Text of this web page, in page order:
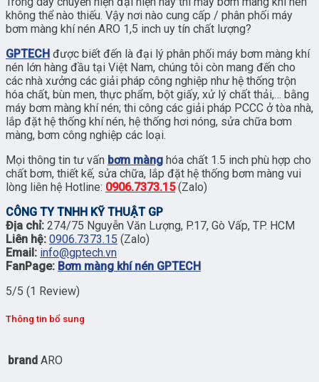
không thể nào thiếu. Vậy nơi nào cung cấp / phân phối máy
bơm màng khí nén ARO 1,5 inch uy tín chất lượng?
GPTECH được biết đến là đại lý phân phối máy bơm màng khí
nén lớn hàng đầu tại Việt Nam, chúng tôi còn mang đến cho
các nhà xưởng các giải pháp công nghiệp như hệ thống trộn
hóa chất, bùn men, thực phẩm, bột giấy, xử lý chất thải,… bằng
máy bơm màng khí nén; thi công các giải pháp PCCC ở tòa nhà,
lắp đặt hệ thống khí nén, hệ thống hơi nóng, sửa chữa bơm
màng, bơm công nghiệp các loại.
Mọi thông tin tư vấn bơm màng hóa chất 1.5 inch phù hợp cho
chất bơm, thiết kế, sửa chữa, lắp đặt hệ thống bơm màng vui
lòng liên hệ Hotline: 0906.7373.15(Zalo)
CÔNG TY TNHH KỸ THUẬT GP
Địa chỉ: 274/75 Nguyễn Văn Lượng, P.17, Gò Vấp, TP. HCM
Liên hệ: 0906.7373.15 (Zalo)
Email: info@gptech.vn
FanPage: Bơm màng khí nén GPTECH
5/5 (1 Review)
Thông tin bổ sung
brand ARO